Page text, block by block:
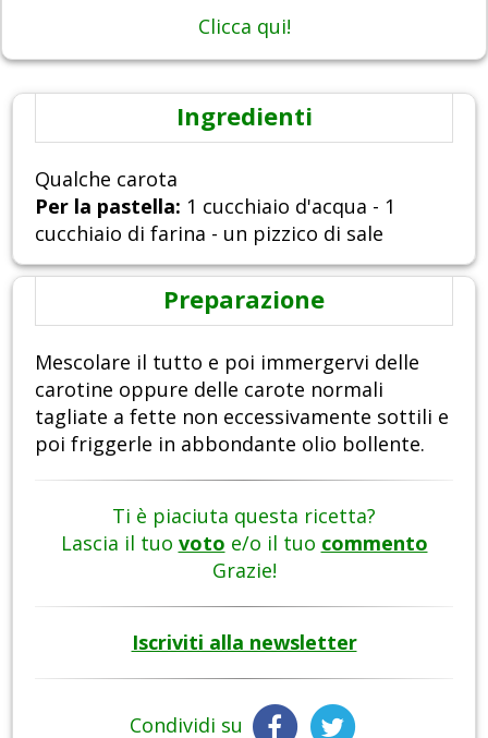
Clicca qui!
Ingredienti
Qualche carota
Per la pastella: 1 cucchiaio d'acqua - 1
cucchiaio di farina - un pizzico di sale
Preparazione
Mescolare il tutto e poi immergervi delle
carotine oppure delle carote normali
tagliate a fette non eccessivamente sottili e
poi friggerle in abbondante olio bollente.
Ti è piaciuta questa ricetta?
Lascia il tuo voto e/o il tuo commento
Grazie!
Iscriviti alla newsletter
Condividi su